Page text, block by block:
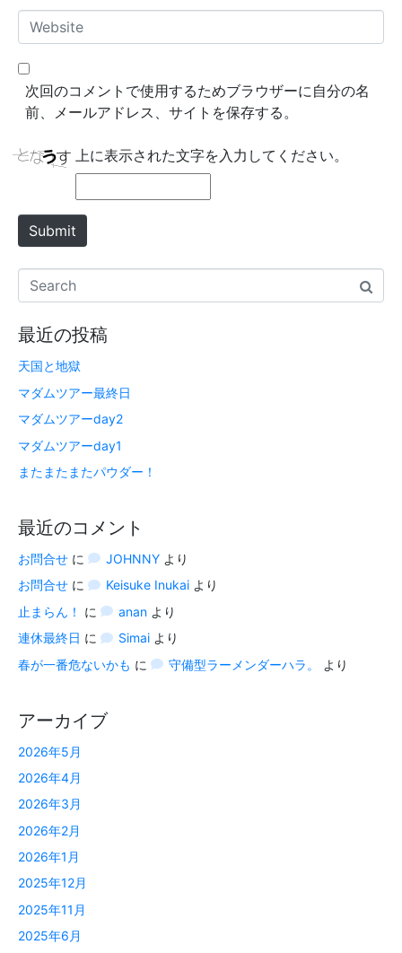
*
a
*
W
e
b
e
次回のコメントで使用するためブラウザーに自分の名
前、メールアドレス、サイトを保存する。
上に表示された文字を入力してください。
Submit
最近の投稿
天国と地獄
マダムツアー最終日
マダムツアーday2
マダムツアーday1
またまたまたパウダー！
最近のコメント
お問合せ に JOHNNYより
お問合せ に Keisuke Inukaiより
止まらん！
に ananより
連休最終日 に Simaiより
春が一番危ないかも に 守備型ラーメンダーハラ。 より
アーカイブ
2026年5月
2026年4月
2026年3月
2026年2月
2026年1月
2025年12月
2025年11月
2025年6月